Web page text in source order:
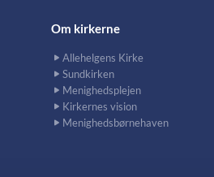
Om kirkerne
Allehelgens Kirke
Sundkirken
Menighedsplejen
Kirkernes vision
Menighedsbørnehaven